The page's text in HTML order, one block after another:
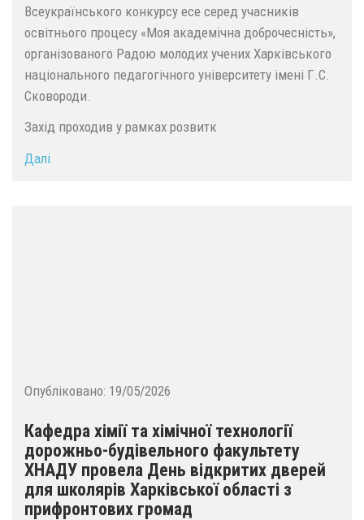
Всеукраїнського конкурсу есе серед учасників
освітнього процесу «Моя академічна доброчесність»,
організованого Радою молодих учених Харківського
національного педагогічного університету імені Г.С.
Сковороди.
Захід проходив у рамках розвитк
Далі
Опубліковано: 19/05/2026
Кафедра хімії та хімічної технології
дорожньо-будівельного факультету
ХНАДУ провела День відкритих дверей
для школярів Харківської області з
прифронтових громад